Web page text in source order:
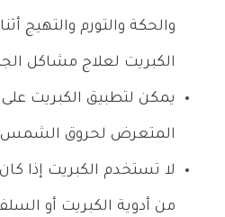
والحكة والتورم والتهيج
الكبريت لعلاج مشاكل
يمكن لتطبيق الكبريت على
المتعرض لحروق الشمس
لا تستخدم الكبريت إذا
من أدوية الكبريت أو